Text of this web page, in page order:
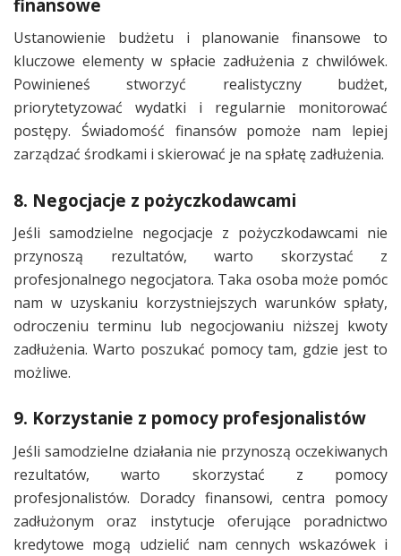
finansowe
Ustanowienie budżetu i planowanie finansowe to
kluczowe elementy w spłacie zadłużenia z chwilówek.
Powinieneś stworzyć realistyczny budżet,
priorytetyzować wydatki i regularnie monitorować
postępy. Świadomość finansów pomoże nam lepiej
zarządzać środkami i skierować je na spłatę zadłużenia.
8. Negocjacje z pożyczkodawcami
Jeśli samodzielne negocjacje z pożyczkodawcami nie
przynoszą rezultatów, warto skorzystać z
profesjonalnego negocjatora. Taka osoba może pomóc
nam w uzyskaniu korzystniejszych warunków spłaty,
odroczeniu terminu lub negocjowaniu niższej kwoty
zadłużenia. Warto poszukać pomocy tam, gdzie jest to
możliwe.
9. Korzystanie z pomocy profesjonalistów
Jeśli samodzielne działania nie przynoszą oczekiwanych
rezultatów, warto skorzystać z pomocy
profesjonalistów. Doradcy finansowi, centra pomocy
zadłużonym oraz instytucje oferujące poradnictwo
kredytowe mogą udzielić nam cennych wskazówek i